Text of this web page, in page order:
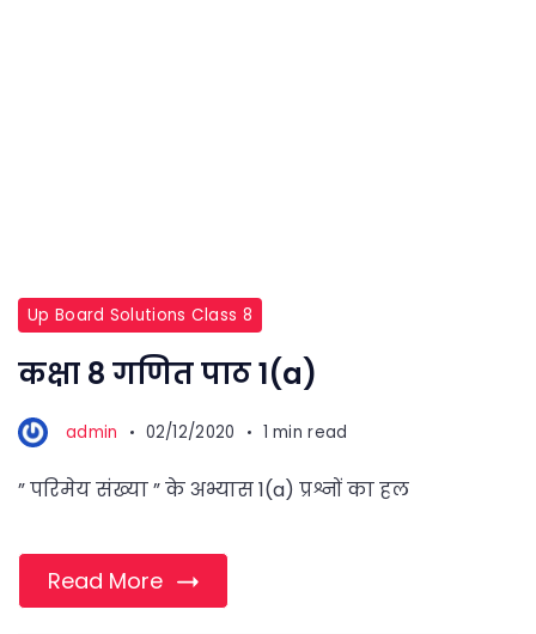
Up Board Solutions Class 8
कक्षा 8 गणित पाठ 1(a)
admin 02/12/2020 1 min read
” परिमेय संख्या ” के अभ्यास 1(a) प्रश्नों का हल
Read More